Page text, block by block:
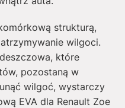
strukturą,
wilgoci.
które
pozostaną w
wilgoć, wystarczy
EVA dla Renault Zoe